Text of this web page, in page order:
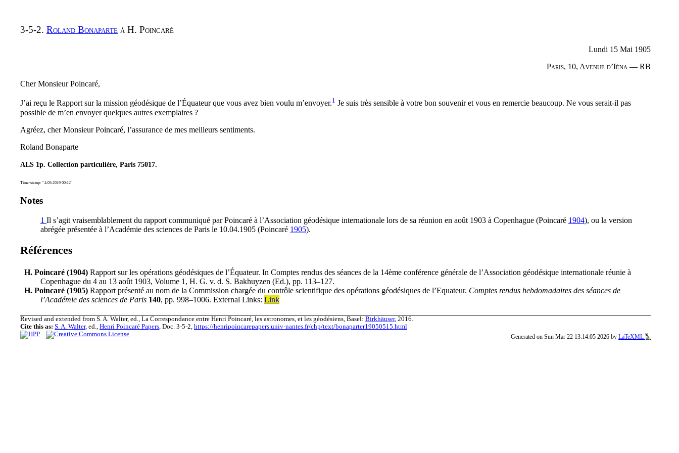
3-5-2. Roland Bonaparte à H. Poincaré
Lundi 15 Mai 1905
Paris, 10, Avenue d’Iéna — RB
Cher Monsieur Poincaré,
J’ai reçu le Rapport sur la mission géodésique de l’Équateur que vous avez bien voulu m’envoyer.1 Je suis très sensible à votre bon souvenir et vous en remercie beaucoup. Ne vous serait-il pas
possible de m’en envoyer quelques autres exemplaires ?
Agréez, cher Monsieur Poincaré, l’assurance de mes meilleurs sentiments.
Roland Bonaparte
ALS 1p. Collection particulière, Paris 75017.
Time-stamp: " 4.05.2019 00:12"
Notes
1 Il s’agit vraisemblablement du rapport communiqué par Poincaré à l’Association géodésique internationale lors de sa réunion en août 1903 à Copenhague (Poincaré 1904), ou la version
abrégée présentée à l’Académie des sciences de Paris le 10.04.1905 (Poincaré 1905).
Références
H. Poincaré (1904) Rapport sur les opérations géodésiques de l’Équateur. In Comptes rendus des séances de la 14ème conférence générale de l’Association géodésique internationale réunie à
Copenhague du 4 au 13 août 1903, Volume 1 , H. G. v. d. S. Bakhuyzen (Ed.), pp. 113–127.
H. Poincaré (1905) Rapport présenté au nom de la Commission chargée du contrôle scientifique des opérations géodésiques de l’Equateur. Comptes rendus hebdomadaires des séances de
l’Académie des sciences de Paris 140, pp. 998–1006. External Links: Link
Revised and extended from S. A. Walter, ed., La Correspondance entre Henri Poincaré, les astronomes, et les géodésiens, Basel: Birkhäuser, 2016.
Cite this as: S. A. Walter, ed., Henri Poincaré Papers, Doc. 3-5-2, https://henripoincarepapers.univ-nantes.fr/chp/text/bonaparter19050515.html
Generated on Sun Mar 22 13:14:05 2026 by LaTeXML